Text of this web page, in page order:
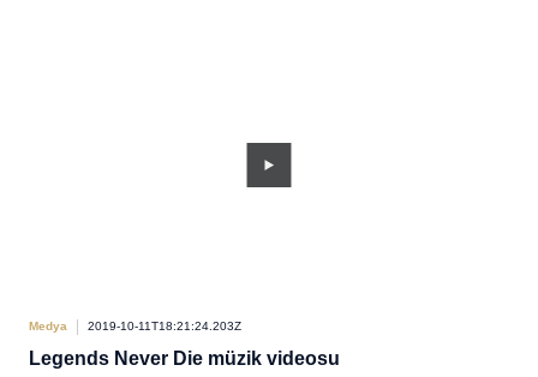
Medya 2019-10-11T18:21:24.203Z
Legends Never Die müzik videosu